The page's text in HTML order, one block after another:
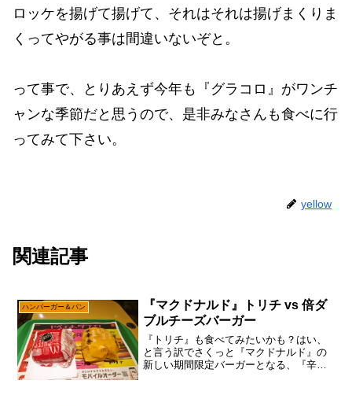
ロッケを揚げて揚げて、それはそれは揚げまくりま
くってやがる事は間違いないぞと。
って事で、とりあえず今年も『グラコロ』がワンチ
ャンな季節だと思うので、是非みなさんも食べに行
ってみて下さい。
yellow
関連記事
ハンバーガー＆パン
『マクドナルド』トリチ vs 倍ダ
ブルチーズバーガー
『トリチ』も食べてみたいかも？はい、
と言う訳でさくっと『マクドナルド』の
新しい期間限定バーガーとなる、『辛ダ